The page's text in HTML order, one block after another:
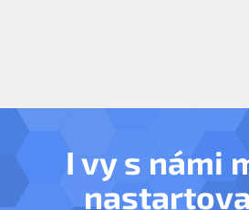
I vy s námi